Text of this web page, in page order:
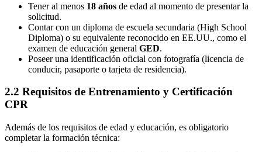
Tener al menos 18 años de edad al momento de presentar la
solicitud.
Contar con un diploma de escuela secundaria (High School
Diploma) o su equivalente reconocido en EE.UU., como el
examen de educación general GED.
Poseer una identificación oficial con fotografía (licencia de
conducir, pasaporte o tarjeta de residencia).
2.2 Requisitos de Entrenamiento y Certificación
CPR
Además de los requisitos de edad y educación, es obligatorio
completar la formación técnica: